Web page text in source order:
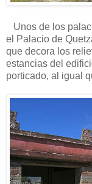
Unos de los
el Palacio de
que decora los
estancias del
porticado, al igual